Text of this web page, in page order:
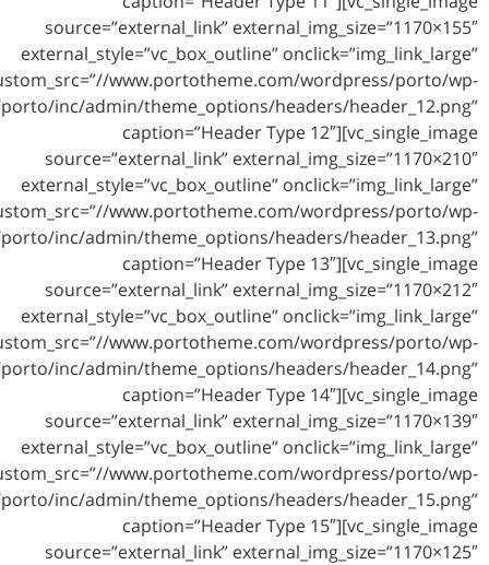
source=”external_link”
external_style=”vc_box_outline”
custom_src=”//
content/themes/porto/inc/admin/theme_options/
caption=”Header
source=”external_link”
external_style=”vc_box_outline”
custom_src=”//
content/themes/porto/inc/admin/theme_options/
caption=”Header
source=”external_link”
external_style=”vc_box_outline”
custom_src=”//
content/themes/porto/inc/admin/theme_options/
caption=”Header
source=”external_link”
external_style=”vc_box_outline”
custom_src=”//
content/themes/porto/inc/admin/theme_options/
caption=”Header
source=”external_link”